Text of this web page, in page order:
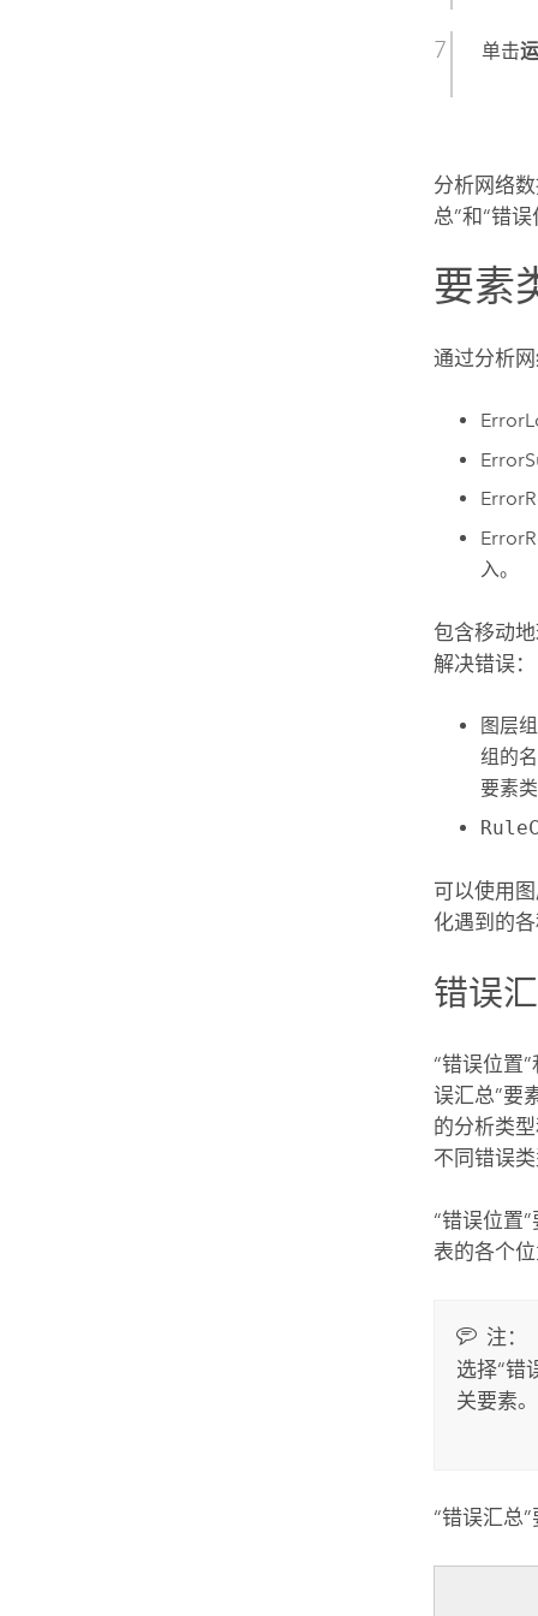
单击
分析网络
总”和“错
要素
通过分析
入。
包含移动
解决错误：
图层
组的
要素
可以使用
化遇到的
错误
“错误位置
误汇总”要
的分析类
不同错误
“错误位置
表的各个
注：
选择“错
关要素
“错误汇总